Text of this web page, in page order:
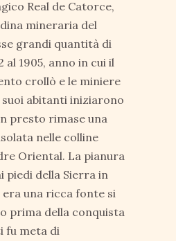
Real de Catorce,
mineraria del
grandi quantità di
al 1905, anno in cui il
crollò e le miniere
abitanti iniziarono
presto rimase una
nelle colline
Oriental. La pianura
piedi della Sierra in
era una ricca fonte si
prima della conquista
fu meta di